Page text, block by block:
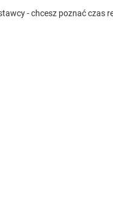
- chcesz poznać czas